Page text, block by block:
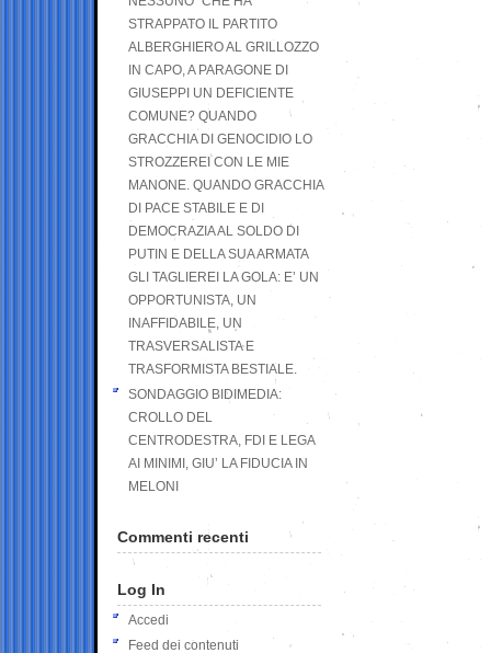
STRAPPATO IL PARTITO
ALBERGHIERO AL GRILLOZZO
IN CAPO, A PARAGONE DI
GIUSEPPI UN DEFICIENTE
COMUNE? QUANDO
GRACCHIA DI GENOCIDIO LO
STROZZEREI CON LE MIE
MANONE. QUANDO GRACCHIA
DI PACE STABILE E DI
DEMOCRAZIA AL SOLDO DI
PUTIN E DELLA SUA ARMATA
GLI TAGLIEREI LA GOLA: E’ UN
OPPORTUNISTA, UN
INAFFIDABILE, UN
TRASVERSALISTA E
TRASFORMISTA BESTIALE.
SONDAGGIO BIDIMEDIA:
CROLLO DEL
CENTRODESTRA, FDI E LEGA
AI MINIMI, GIU’ LA FIDUCIA IN
MELONI
Commenti recenti
Log In
Accedi
Feed dei contenuti